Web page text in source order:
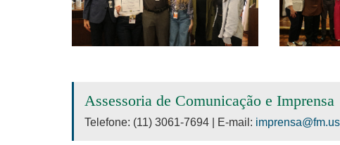
Assessoria de Comunicação e Imprensa
Telefone: (11) 3061-7694 | E-mail: